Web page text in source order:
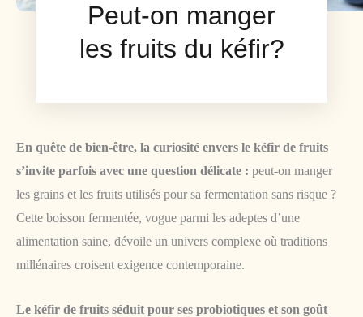
Peut-on manger
les fruits du kéfir?
En quête de bien-être, la curiosité envers le kéfir de fruits
s’invite parfois avec une question délicate : peut-on manger
les grains et les fruits utilisés pour sa fermentation sans risque ?
Cette boisson fermentée, vogue parmi les adeptes d’une
alimentation saine, dévoile un univers complexe où traditions
millénaires croisent exigence contemporaine.
Le kéfir de fruits séduit pour ses probiotiques et son goût